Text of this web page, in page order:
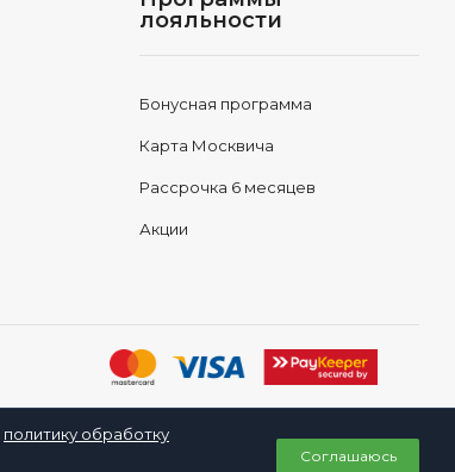
лояльности
Бонусная программа
Карта Москвича
Рассрочка 6 месяцев
Акции
политику обработку
Соглашаюсь